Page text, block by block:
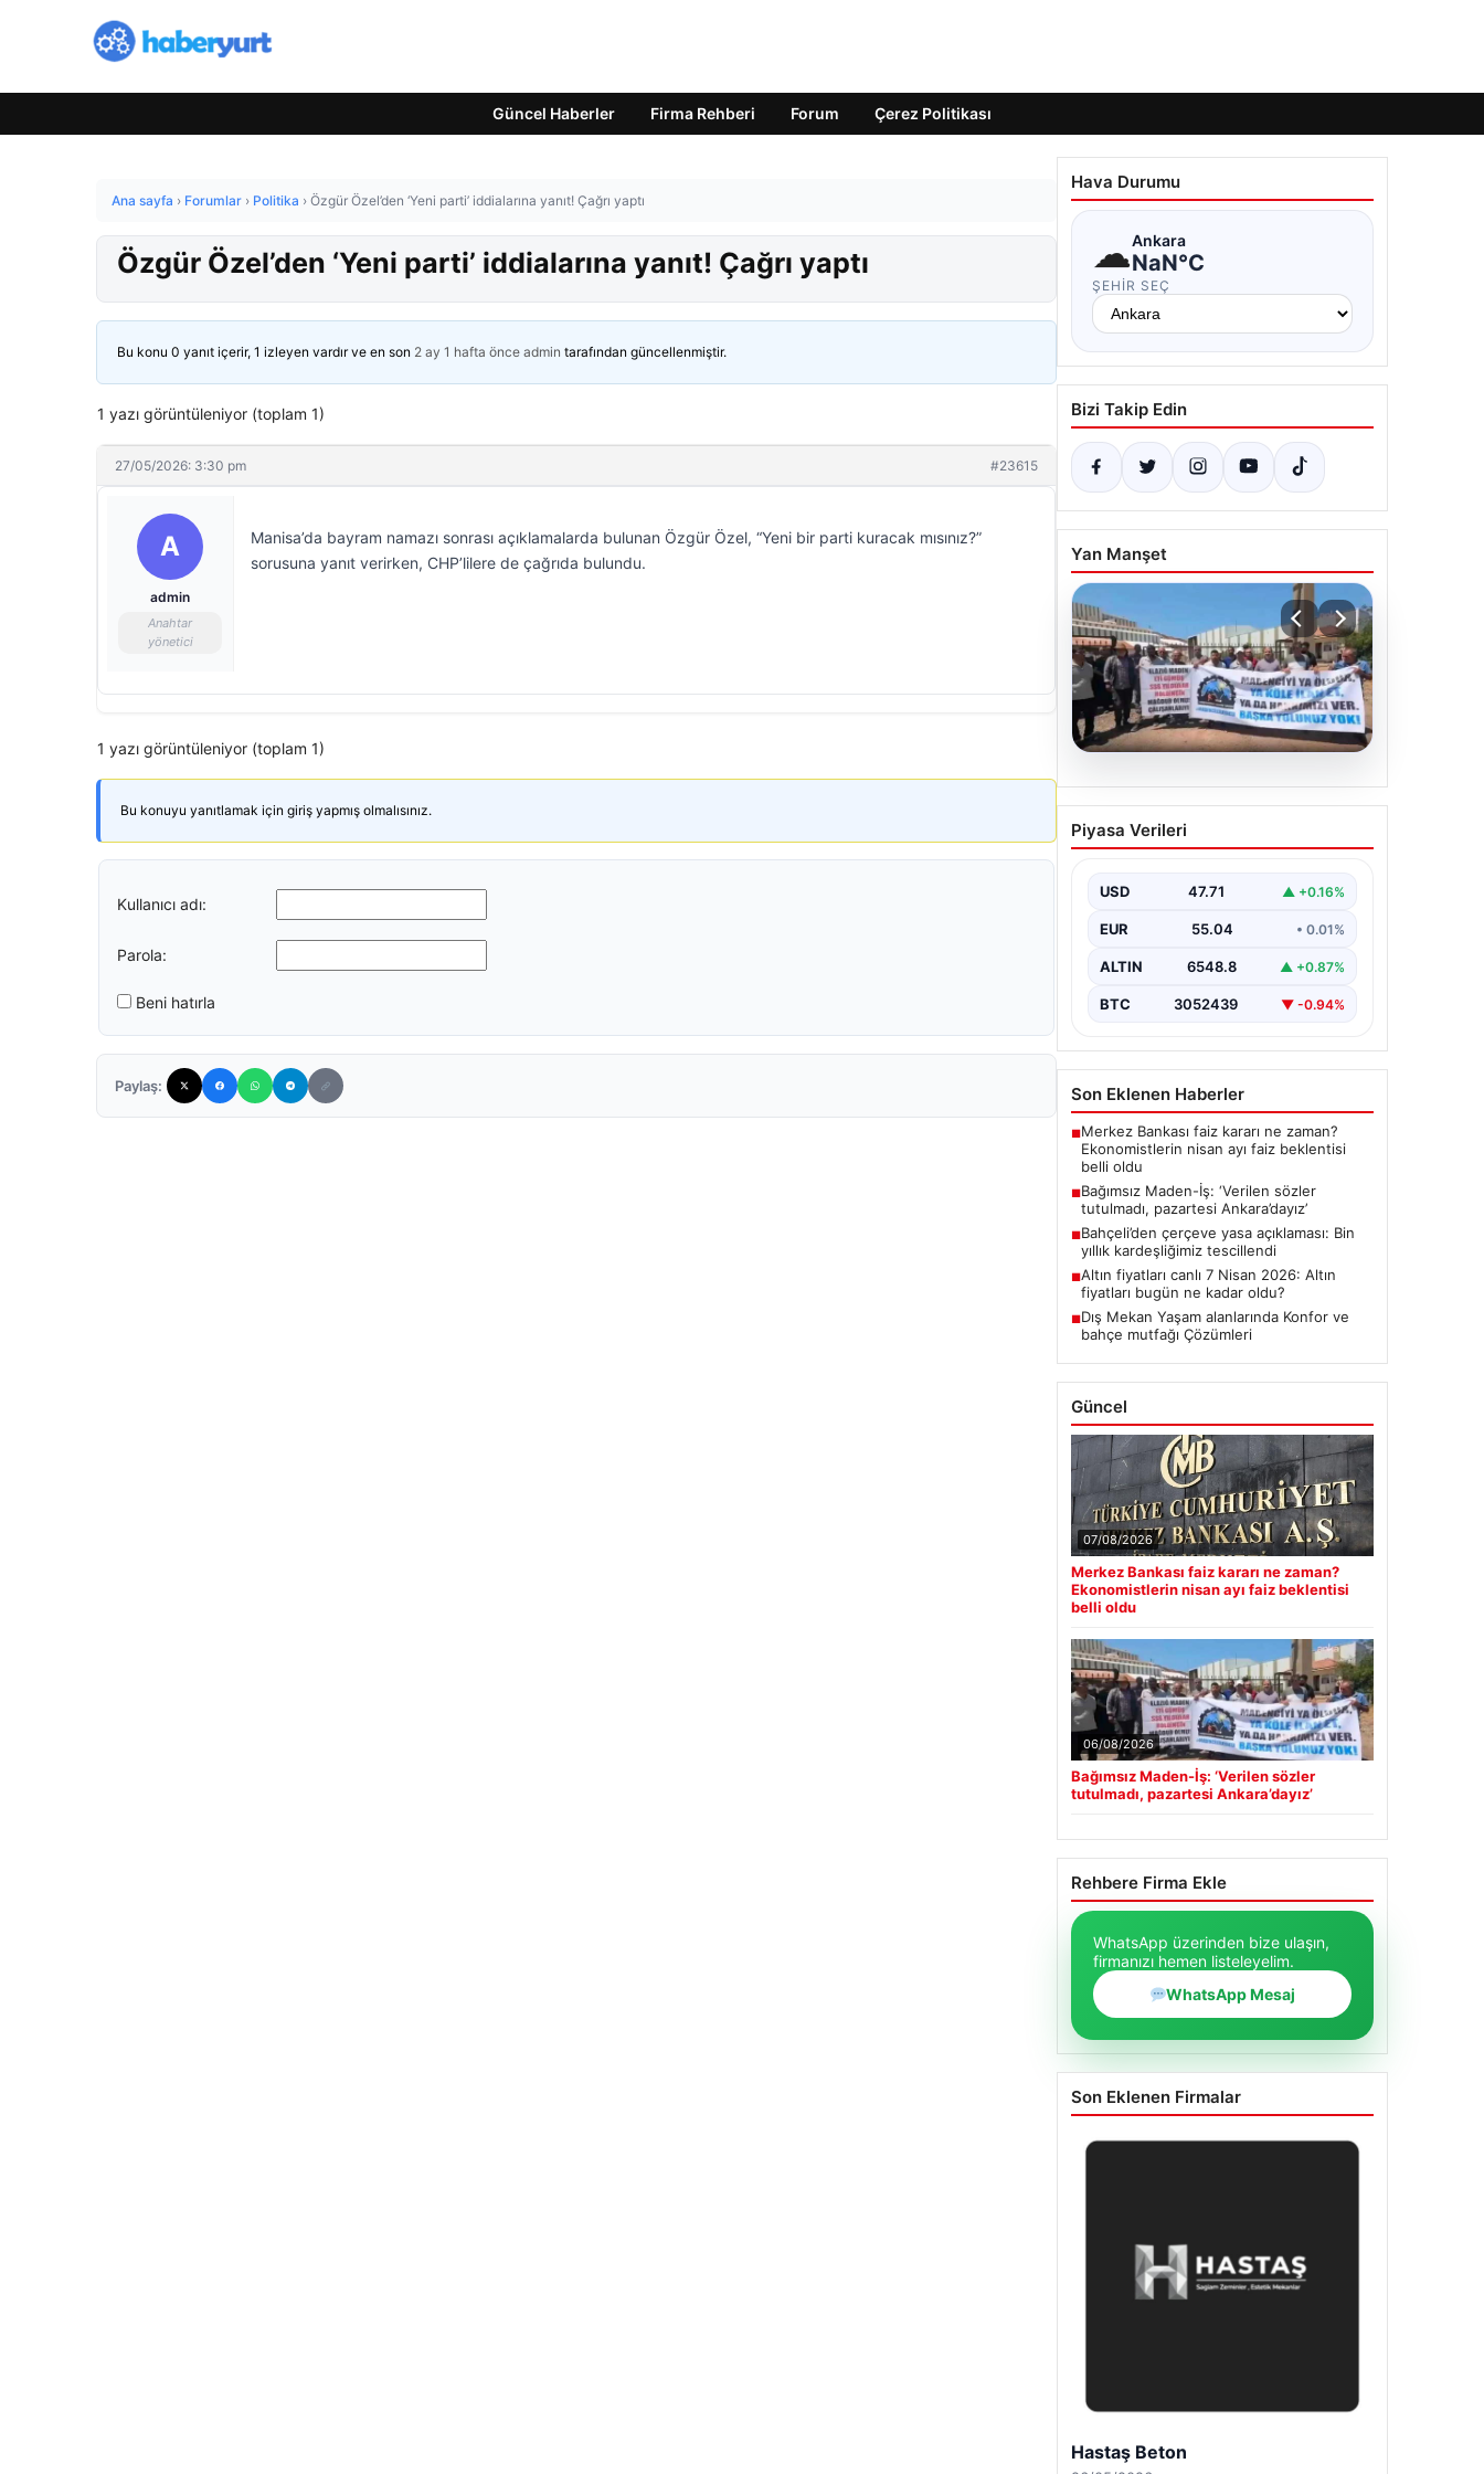
Güncel Haberler Firma Rehberi Forum Çerez Politikası
Ana sayfa › Forumlar › Politika › Özgür Özel’den ‘Yeni parti’ iddialarına yanıt! Çağrı yaptı
Özgür Özel’den ‘Yeni parti’ iddialarına yanıt! Çağrı yaptı
Bu konu 0 yanıt içerir, 1 izleyen vardır ve en son 2 ay 1 hafta önce admin tarafından güncellenmiştir.
1 yazı görüntüleniyor (toplam 1)
27/05/2026: 3:30 pm #23615
A
admin
Anahtar
yönetici
Manisa’da bayram namazı sonrası açıklamalarda bulunan Özgür Özel, “Yeni bir parti kuracak mısınız?”
sorusuna yanıt verirken, CHP’lilere de çağrıda bulundu.
1 yazı görüntüleniyor (toplam 1)
Bu konuyu yanıtlamak için giriş yapmış olmalısınız.
Kullanıcı adı:
Parola:
Beni hatırla
Paylaş:
Hava Durumu
☁Ankara
NaN°C
ŞEHIR SEÇ
Bizi Takip Edin
Yan Manşet
06.08.2026
Bağımsız Maden-İş:
‘Verilen sözler tutulmadı,
Piyasa Verileri
USD 47.71 ▲ +0.16%
EUR 55.04 • 0.01%
ALTIN 6548.8 ▲ +0.87%
BTC 3052439 ▼ -0.94%
Son Eklenen Haberler
■Merkez Bankası faiz kararı ne zaman?
Ekonomistlerin nisan ayı faiz beklentisi
belli oldu
■Bağımsız Maden-İş: ‘Verilen sözler
tutulmadı, pazartesi Ankara’dayız’
■Bahçeli’den çerçeve yasa açıklaması: Bin
yıllık kardeşliğimiz tescillendi
■Altın fiyatları canlı 7 Nisan 2026: Altın
fiyatları bugün ne kadar oldu?
■Dış Mekan Yaşam alanlarında Konfor ve
bahçe mutfağı Çözümleri
Güncel
07/08/2026
Merkez Bankası faiz kararı ne zaman?
Ekonomistlerin nisan ayı faiz beklentisi
belli oldu
06/08/2026
Bağımsız Maden-İş: ‘Verilen sözler
tutulmadı, pazartesi Ankara’dayız’
Rehbere Firma Ekle
WhatsApp üzerinden bize ulaşın,
firmanızı hemen listeleyelim.
WhatsApp Mesaj
Son Eklenen Firmalar
Hastaş Beton